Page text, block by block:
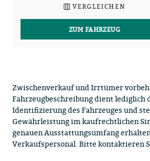
VERGLEICHEN
ZUM FAHRZEUG
Zwischenverkauf und Irrtümer
Fahrzeugbeschreibung dient lediglich
Identifizierung des Fahrzeuges und
Gewährleistung im kaufrechtlichen
genauen Ausstattungsumfang
Verkaufspersonal. Bitte kontaktieren